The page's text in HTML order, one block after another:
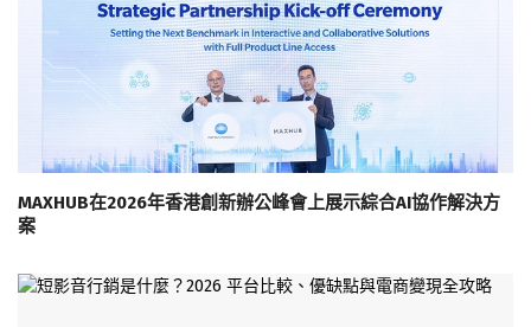
MAXHUB在2026年香港創新辦公峰會上展示綜合AI協作解決方
案